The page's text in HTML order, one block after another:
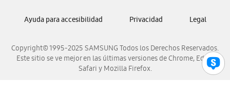
Samsung Venezuela
Copyright© 1995-2025 SAMSUNG Todos los Derechos Reservados.
Este sitio se ve mejor en las últimas versiones de Chrome, Edge,
Safari y Mozilla Firefox.
Ayuda para accesibilidad Privacidad Legal